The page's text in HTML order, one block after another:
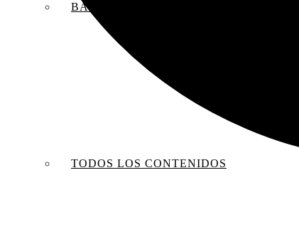
BANDAS SONORAS ORIGINALES
TODOS LOS CONTENIDOS